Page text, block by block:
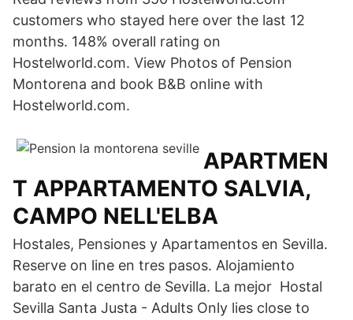
customers who stayed here over the last 12
months. 148% overall rating on
Hostelworld.com. View Photos of Pension
Montorena and book B&B online with
Hostelworld.com.
APARTMEN
T APPARTAMENTO SALVIA,
CAMPO NELL'ELBA
Hostales, Pensiones y Apartamentos en Sevilla.
Reserve on line en tres pasos. Alojamiento
barato en el centro de Sevilla. La mejor Hostal
Sevilla Santa Justa - Adults Only lies close to